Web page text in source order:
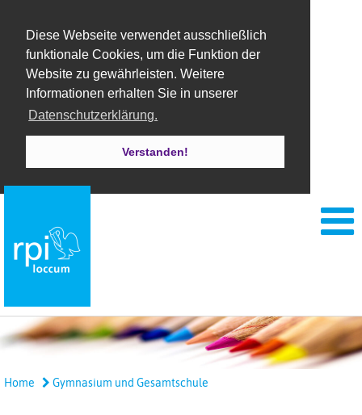
Diese Webseite verwendet ausschließlich
funktionale Cookies, um die Funktion der
Website zu gewährleisten. Weitere
Informationen erhalten Sie in unserer
Datenschutzerklärung.
Verstanden!
Home Gymnasium und Gesamtschule